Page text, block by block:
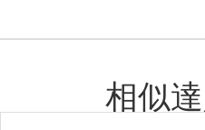
相似